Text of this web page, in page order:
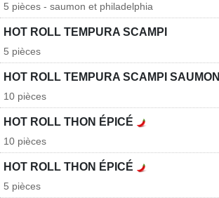
5 pièces - saumon et philadelphia
HOT ROLL TEMPURA SCAMPI
5 pièces
HOT ROLL TEMPURA SCAMPI SAUMON
10 pièces
HOT ROLL THON ÉPICÉ
10 pièces
HOT ROLL THON ÉPICÉ
5 pièces